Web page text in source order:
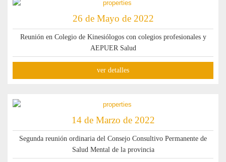
26 de Mayo de 2022
Reunión en Colegio de Kinesiólogos con colegios profesionales y
AEPUER Salud
ver detalles
14 de Marzo de 2022
Segunda reunión ordinaria del Consejo Consultivo Permanente de
Salud Mental de la provincia